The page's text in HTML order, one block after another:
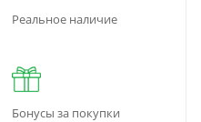
Реальное наличие
Бонусы за покупки